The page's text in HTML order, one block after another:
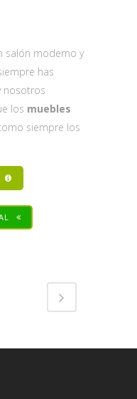
salón moderno y
has
nosotros
los muebles
siempre los